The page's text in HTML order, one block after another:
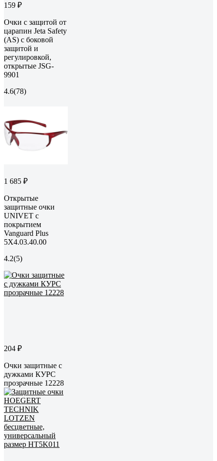
159 ₽
Очки с защитой от
царапин Jeta Safety
(AS) с боковой
защитой и
регулировкой,
открытые JSG-
9901
4.6(78)
1 685 ₽
Открытые
защитные очки
UNIVET c
покрытием
Vanguard Plus
5X4.03.40.00
4.2(5)
204 ₽
Очки защитные с
дужками КУРС
прозрачные 12228